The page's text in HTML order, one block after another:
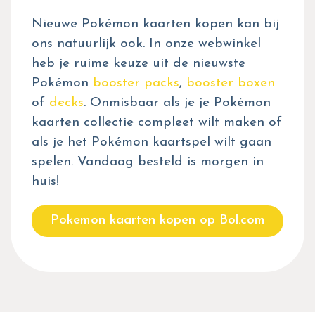
Nieuwe Pokémon kaarten kopen kan bij
ons natuurlijk ook. In onze webwinkel
heb je ruime keuze uit de nieuwste
Pokémon booster packs, booster boxen
of decks. Onmisbaar als je je Pokémon
kaarten collectie compleet wilt maken of
als je het Pokémon kaartspel wilt gaan
spelen. Vandaag besteld is morgen in
huis!
Pokemon kaarten kopen op Bol.com